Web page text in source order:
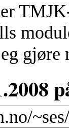
gjøre